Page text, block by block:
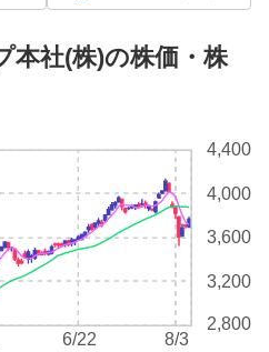
本社(株)の株価・株
2,800
3,200
3,600
4,000
4,400
6/22 8/3